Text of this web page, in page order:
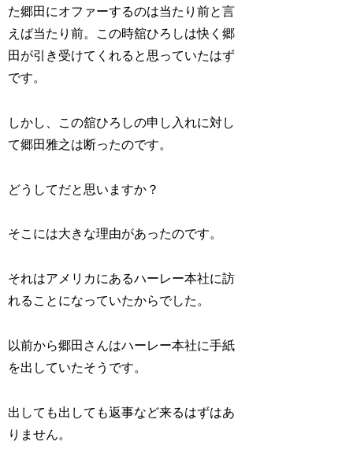
た郷田にオファーするのは当たり前と言
えば当たり前。この時舘ひろしは快く郷
田が引き受けてくれると思っていたはず
です。
しかし、この舘ひろしの申し入れに対し
て郷田雅之は断ったのです。
どうしてだと思いますか？
そこには大きな理由があったのです。
それはアメリカにあるハーレー本社に訪
れることになっていたからでした。
以前から郷田さんはハーレー本社に手紙
を出していたそうです。
出しても出しても返事など来るはずはあ
りません。